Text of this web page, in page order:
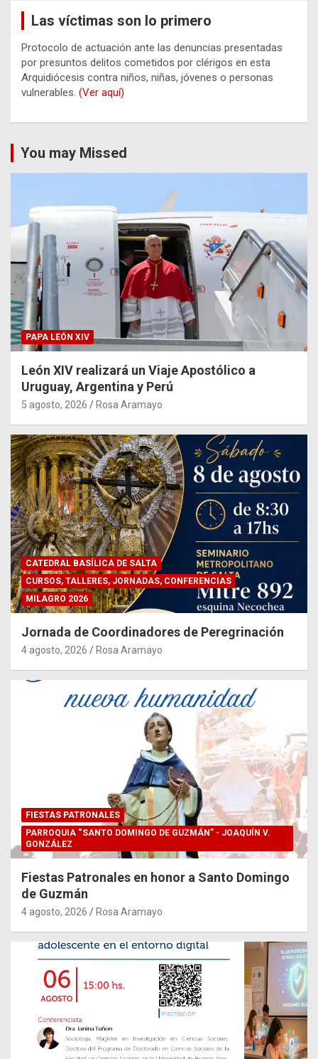
Las víctimas son lo primero
Protocolo de actuación ante las denuncias presentadas
por presuntos delitos cometidos por clérigos en esta
Arquidiócesis contra niños, niñas, jóvenes o personas
vulnerables. (Ver aquí)
You may Missed
PAPA LEÓN XIV
León XIV realizará un Viaje Apostólico a
Uruguay, Argentina y Perú
5 agosto, 2026 Rosa Aramayo
CATEDRAL BASÍLICA DE SALTA
CURSOS, TALLERES, JORNADAS, CONFERENCIAS
MILAGRO 2026
Jornada de Coordinadores de Peregrinación
4 agosto, 2026 Rosa Aramayo
FIESTAS PATRONALES
PARROQUIA “SANTO DOMINGO DE GUZMÁN” - JOAQUÍN V.
GONZÁLEZ
Fiestas Patronales en honor a Santo Domingo
de Guzmán
4 agosto, 2026 Rosa Aramayo